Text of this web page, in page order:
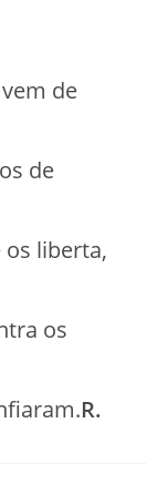
de
de
os liberta,
os
R.